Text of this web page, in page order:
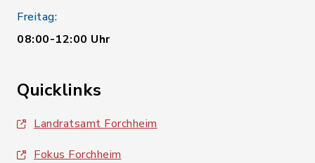
Freitag:
08:00-12:00 Uhr
Quicklinks
Landratsamt Forchheim
Fokus Forchheim